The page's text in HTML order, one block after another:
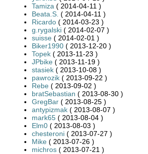
Tamiza ( 2014-04-11 )
Beata.S. ( 2014-04-11 )
Ricardo ( 2014-03-23 )
g.rygalski ( 2014-02-07 )
suisse ( 2014-02-01 )
Biker1990 ( 2013-12-20 )
Topek ( 2013-11-23 )
JPbike ( 2013-11-19 )
stasiek ( 2013-10-08 )
pawrozik ( 2013-09-22 )
Rebe ( 2013-09-02 )
bratSebastian ( 2013-08-30 )
GregBar ( 2013-08-25 )
antypizmak ( 2013-08-07 )
mark65 ( 2013-08-04 )
Elm0 ( 2013-08-03 )
chesteroni ( 2013-07-27 )
Mike ( 2013-07-26 )
michros ( 2013-07-21 )